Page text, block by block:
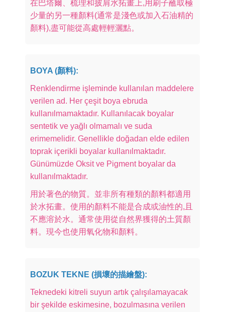
在巴塔爾、梳理和披肩水拓畫上,用刷子蘸取極
少量的另一種顏料(通常是淺色或加入石油精的
顏料),盡可能從高處輕輕灑點。
BOYA (顏料):
Renklendirme işleminde kullanılan maddelere
verilen ad. Her çeşit boya ebruda
kullanılmamaktadır. Kullanılacak boyalar
sentetik ve yağlı olmamalı ve suda
erimemelidir. Genellikle doğadan elde edilen
toprak içerikli boyalar kullanılmaktadır.
Günümüzde Oksit ve Pigment boyalar da
kullanılmaktadır.
用於著色的物質。並非所有種類的顏料都適用
於水拓畫。使用的顏料不能是合成或油性的,且
不應溶於水。通常使用從自然界獲得的土質顏
料。現今也使用氧化物和顏料。
BOZUK TEKNE (損壞的描繪盤):
Teknedeki kitreli suyun artık çalışılamayacak
bir şekilde eskimesine, bozulmasına verilen